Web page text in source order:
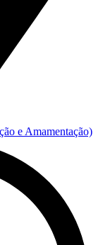
e Amamentação)